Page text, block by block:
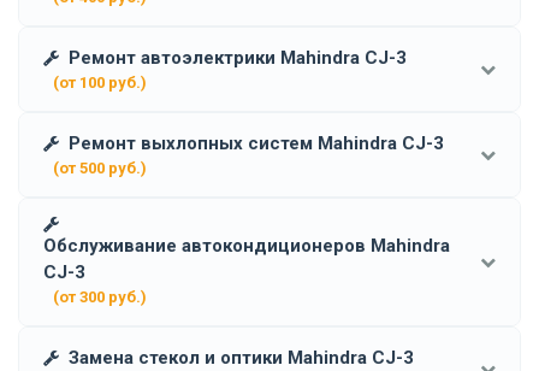
Ремонт автоэлектрики Mahindra CJ-3
(от 100 руб.)
Ремонт выхлопных систем Mahindra CJ-3
(от 500 руб.)
Обслуживание автокондиционеров Mahindra
CJ-3
(от 300 руб.)
Замена стекол и оптики Mahindra CJ-3